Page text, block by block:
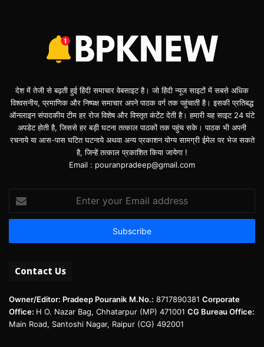
देश में तेजी से बढ़ती हुई हिंदी समाचार वेबसाइट है। जो हिंदी न्यूज साइटों में सबसे अधिक
विश्वसनीय, प्रमाणिक और निष्पक्ष समाचार अपने पाठक वर्ग तक पहुंचाती है। इसकी प्रतिबद्ध
ऑनलाइन संपादकीय टीम हर रोज विशेष और विस्तृत कंटेंट देती है। हमारी यह साइट 24 घंटे
अपडेट होती है, जिससे हर बड़ी घटना तत्काल पाठकों तक पहुंच सके। पाठक भी अपनी
रचनाये या आस-पास घटित घटनाये अथवा अन्य प्रकाशन योग्य सामग्री ईमेल पर भेज सकते
है, जिन्हें तत्काल प्रकाशित किया जायेगा !
Email : pouranpradeep@gmail.com
your
Email
Contact Us
Owner/Editor: Pradeep Pouranik M.No.: 8717890381 Corporate
Office: H O. Nazar Bag, Chhatarpur (MP) 471001 CG Bureau Office:
Main Road, Santoshi Nagar, Raipur (CG) 492001